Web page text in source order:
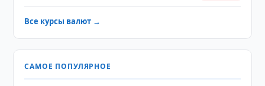
Все курсы валют →
САМОЕ ПОПУЛЯРНОЕ